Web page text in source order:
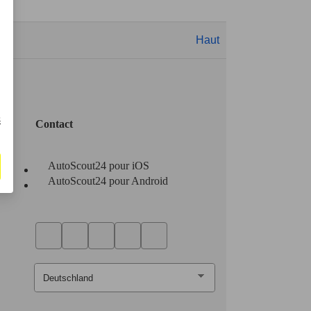
Haut
Contact
AutoScout24 pour iOS
AutoScout24 pour Android